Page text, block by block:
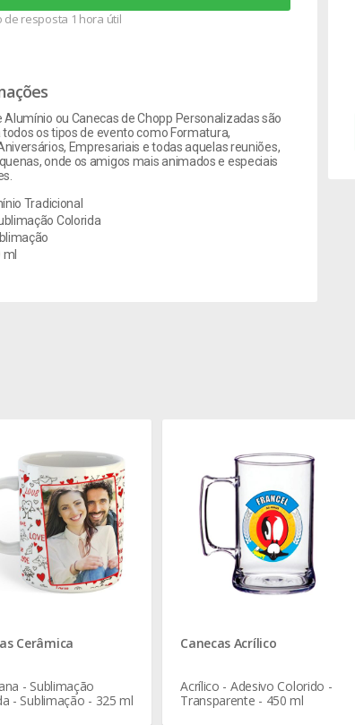
de resposta 1 hora útil
Alumínio ou Canecas de Chopp Personalizadas são
os tipos de evento como Formatura,
Empresariais e todas aquelas reuniões,
onde os amigos mais animados e especiais
Tradicional
Colorida
ml
Cerâmica
- Sublimação
- Sublimação - 325 ml
Canecas Acrílico
Acrílico - Adesivo Colorido -
Transparente - 450 ml